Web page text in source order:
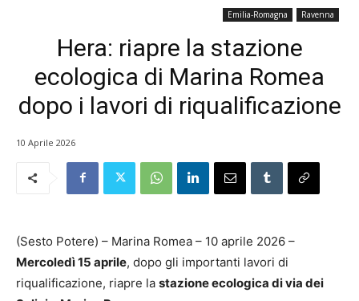
Emilia-Romagna Ravenna
Hera: riapre la stazione
ecologica di Marina Romea
dopo i lavori di riqualificazione
10 Aprile 2026
(Sesto Potere) – Marina Romea – 10 aprile 2026 –
Mercoledì 15 aprile, dopo gli importanti lavori di
riqualificazione, riapre la stazione ecologica di via dei